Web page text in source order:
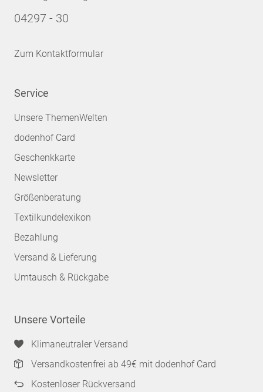
04297 - 30
Zum Kontaktformular
Service
Unsere ThemenWelten
dodenhof Card
Geschenkkarte
Newsletter
Größenberatung
Textilkundelexikon
Bezahlung
Versand & Lieferung
Umtausch & Rückgabe
Unsere Vorteile
Klimaneutraler Versand
Versandkostenfrei ab 49€ mit dodenhof Card
Kostenloser Rückversand